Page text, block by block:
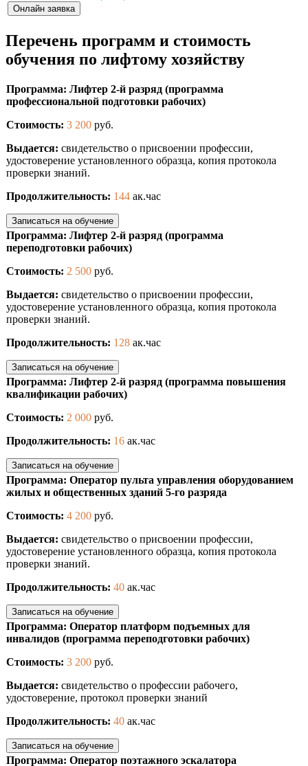
Онлайн заявка
Перечень программ и стоимость
обучения по лифтому хозяйству
Программа: Лифтер 2-й разряд (программа
профессиональной подготовки рабочих)
Стоимость: 3 200 руб.
Выдается: свидетельство о присвоении профессии,
удостоверение установленного образца, копия протокола
проверки знаний.
Продолжительность: 144 ак.час
Записаться на обучение
Программа: Лифтер 2-й разряд (программа
переподготовки рабочих)
Стоимость: 2 500 руб.
Выдается: свидетельство о присвоении профессии,
удостоверение установленного образца, копия протокола
проверки знаний.
Продолжительность: 128 ак.час
Записаться на обучение
Программа: Лифтер 2-й разряд (программа повышения
квалификации рабочих)
Стоимость: 2 000 руб.
Продолжительность: 16 ак.час
Записаться на обучение
Программа: Оператор пульта управления оборудованием
жилых и общественных зданий 5-го разряда
Стоимость: 4 200 руб.
Выдается: свидетельство о присвоении профессии,
удостоверение установленного образца, копия протокола
проверки знаний.
Продолжительность: 40 ак.час
Записаться на обучение
Программа: Оператор платформ подъемных для
инвалидов (программа переподготовки рабочих)
Стоимость: 3 200 руб.
Выдается: свидетельство о профессии рабочего,
удостоверение, протокол проверки знаний
Продолжительность: 40 ак.час
Записаться на обучение
Программа: Оператор поэтажного эскалатора